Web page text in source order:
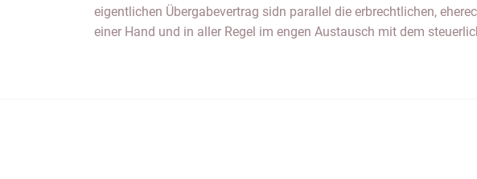
eigentlichen Übergabevertrag sidn parallel die erbrechtlichen,
einer Hand und in aller Regel im engen Austausch mit dem